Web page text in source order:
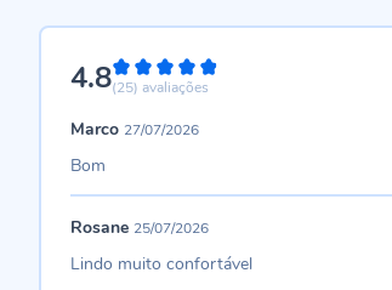
4.896%
(25) avaliações
Marco 27/07/2026
Bom
Rosane 25/07/2026
Lindo muito confortável